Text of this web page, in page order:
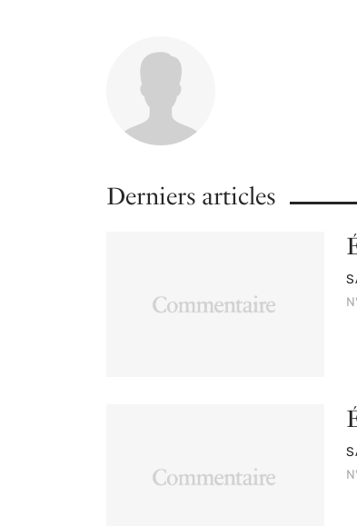
Derniers articles